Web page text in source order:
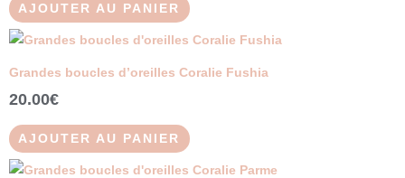
AJOUTER AU PANIER
Grandes boucles d’oreilles Coralie Fushia
20.00€
AJOUTER AU PANIER